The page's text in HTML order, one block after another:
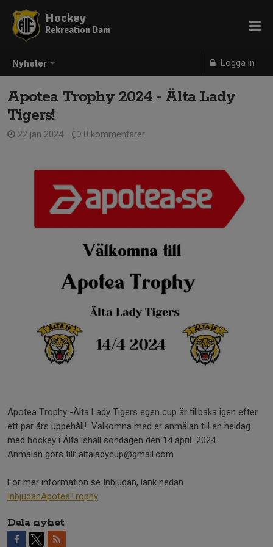
Nyheter Logga in
Hockey
Rekreation Dam
Apotea Trophy 2024 - Älta Lady
Tigers!
22 jan 2024 0 kommentarer
Apotea Trophy -Älta Lady Tigers egen cup är tillbaka igen efter
ett par års uppehåll! Välkomna med er anmälan till en heldag
med hockey i Älta ishall söndagen den 14 april 2024.
Anmälan görs till: altaladycup@gmail.com
För mer information se Inbjudan, länk nedan
InbjudanApoteaTrophy
Dela nyhet